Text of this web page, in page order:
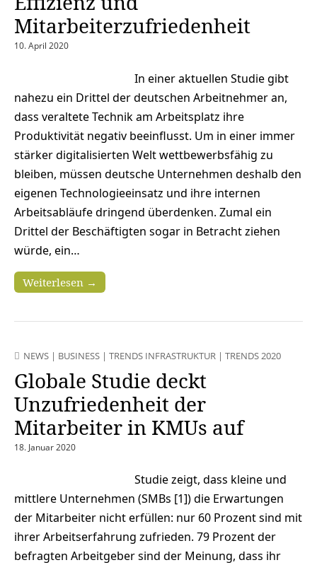
Mitarbeiterzufriedenheit
10. April 2020
In einer aktuellen Studie gibt
nahezu ein Drittel der deutschen Arbeitnehmer an,
dass veraltete Technik am Arbeitsplatz ihre
Produktivität negativ beeinflusst. Um in einer immer
stärker digitalisierten Welt wettbewerbsfähig zu
bleiben, müssen deutsche Unternehmen deshalb den
eigenen Technologieeinsatz und ihre internen
Arbeitsabläufe dringend überdenken. Zumal ein
Drittel der Beschäftigten sogar in Betracht ziehen
würde, ein…
Weiterlesen →
NEWS | BUSINESS | TRENDS INFRASTRUKTUR | TRENDS 2020
Globale Studie deckt
Unzufriedenheit der
Mitarbeiter in KMUs auf
18. Januar 2020
Studie zeigt, dass kleine und
mittlere Unternehmen (SMBs [1]) die Erwartungen
der Mitarbeiter nicht erfüllen: nur 60 Prozent sind mit
ihrer Arbeitserfahrung zufrieden. 79 Prozent der
befragten Arbeitgeber sind der Meinung, dass ihr